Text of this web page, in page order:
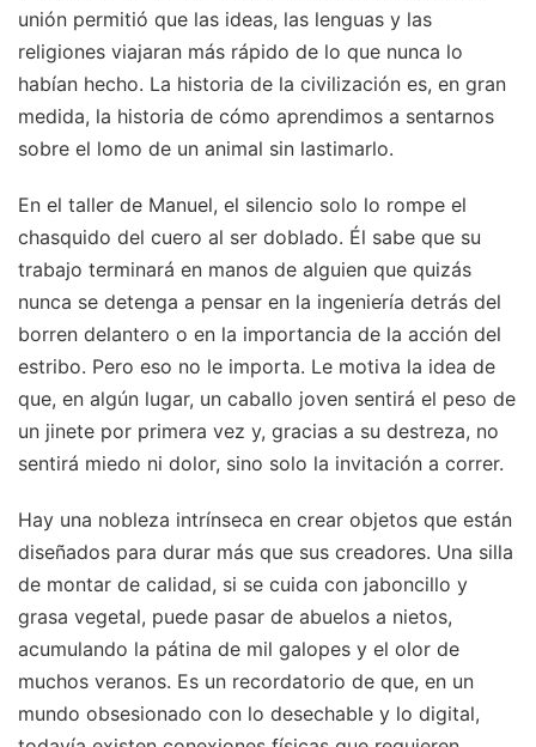
unión permitió que las ideas, las lenguas y las
religiones viajaran más rápido de lo que nunca lo
habían hecho. La historia de la civilización es, en gran
medida, la historia de cómo aprendimos a sentarnos
sobre el lomo de un animal sin lastimarlo.
En el taller de Manuel, el silencio solo lo rompe el
chasquido del cuero al ser doblado. Él sabe que su
trabajo terminará en manos de alguien que quizás
nunca se detenga a pensar en la ingeniería detrás del
borren delantero o en la importancia de la acción del
estribo. Pero eso no le importa. Le motiva la idea de
que, en algún lugar, un caballo joven sentirá el peso de
un jinete por primera vez y, gracias a su destreza, no
sentirá miedo ni dolor, sino solo la invitación a correr.
Hay una nobleza intrínseca en crear objetos que están
diseñados para durar más que sus creadores. Una silla
de montar de calidad, si se cuida con jaboncillo y
grasa vegetal, puede pasar de abuelos a nietos,
acumulando la pátina de mil galopes y el olor de
muchos veranos. Es un recordatorio de que, en un
mundo obsesionado con lo desechable y lo digital,